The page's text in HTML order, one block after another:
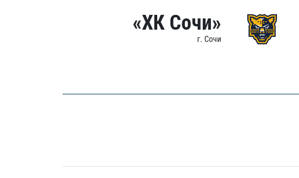
«ХК Сочи»
г. Сочи